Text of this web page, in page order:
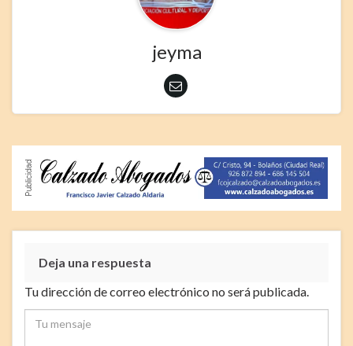
jeyma
Deja una respuesta
Tu dirección de correo electrónico no será publicada.